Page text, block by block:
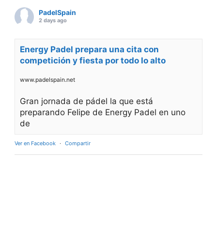
PadelSpain
2 days ago
Energy Padel prepara una cita con
competición y fiesta por todo lo alto
www.padelspain.net
Gran jornada de pádel la que está
preparando Felipe de Energy Padel en uno
de
Ver en Facebook · Compartir